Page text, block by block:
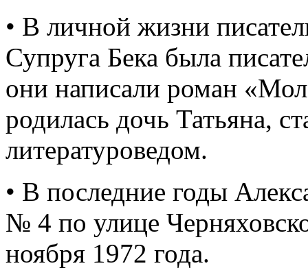
• В личной жизни
Супруга Бека была
они написали роман
родилась дочь Татьяна,
литературоведом.
• В последние годы
№ 4 по улице
ноября 1972 года.